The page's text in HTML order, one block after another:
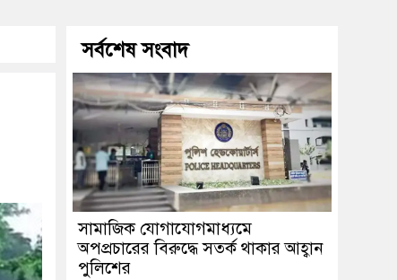
সর্বশেষ সংবাদ
সামাজিক যোগাযোগমাধ্যমে
অপপ্রচারের বিরুদ্ধে সতর্ক থাকার আহ্বান
পুলিশের